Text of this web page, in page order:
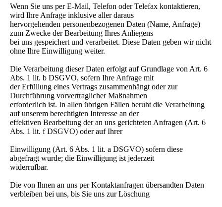
Wenn Sie uns per E-Mail, Telefon oder Telefax kontaktieren,
wird Ihre Anfrage inklusive aller daraus
hervorgehenden personenbezogenen Daten (Name, Anfrage)
zum Zwecke der Bearbeitung Ihres Anliegens
bei uns gespeichert und verarbeitet. Diese Daten geben wir nicht
ohne Ihre Einwilligung weiter.
Die Verarbeitung dieser Daten erfolgt auf Grundlage von Art. 6
Abs. 1 lit. b DSGVO, sofern Ihre Anfrage mit
der Erfüllung eines Vertrags zusammenhängt oder zur
Durchführung vorvertraglicher Maßnahmen
erforderlich ist. In allen übrigen Fällen beruht die Verarbeitung
auf unserem berechtigten Interesse an der
effektiven Bearbeitung der an uns gerichteten Anfragen (Art. 6
Abs. 1 lit. f DSGVO) oder auf Ihrer
Einwilligung (Art. 6 Abs. 1 lit. a DSGVO) sofern diese
abgefragt wurde; die Einwilligung ist jederzeit
widerrufbar.
Die von Ihnen an uns per Kontaktanfragen übersandten Daten
verbleiben bei uns, bis Sie uns zur Löschung